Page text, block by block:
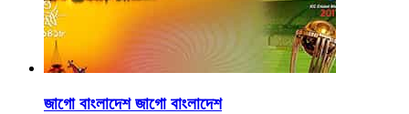
জাগো বাংলাদেশ জাগো বাংলাদেশ